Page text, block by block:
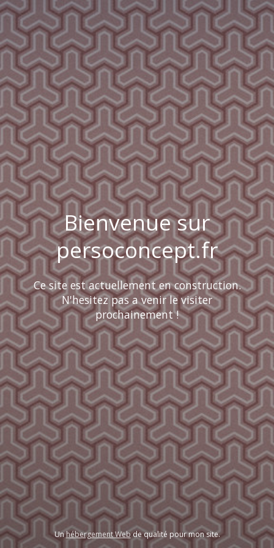
Bienvenue sur
persoconcept.fr
Ce site est actuellement en construction.
N'hesitez pas a venir le visiter
prochainement !
Unhébergement Webde qualité pour mon site.